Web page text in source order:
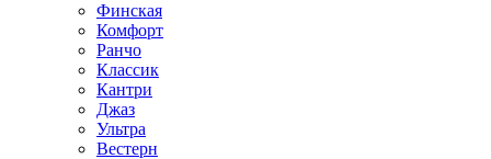
Финская
Комфорт
Ранчо
Классик
Кантри
Джаз
Ультра
Вестерн